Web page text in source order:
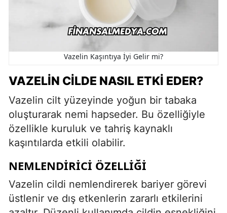
Vazelin Kaşıntıya İyi Gelir mi?
VAZELIN CILDE NASIL ETKI EDER?
Vazelin cilt yüzeyinde yoğun bir tabaka
oluşturarak nemi hapseder. Bu özelliğiyle
özellikle kuruluk ve tahriş kaynaklı
kaşıntılarda etkili olabilir.
NEMLENDIRICI ÖZELLIĞI
Vazelin cildi nemlendirerek bariyer görevi
üstlenir ve dış etkenlerin zararlı etkilerini